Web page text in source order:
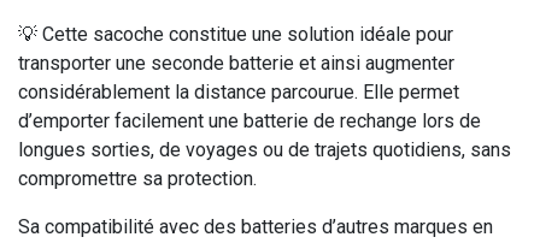
💡 Cette sacoche constitue une solution idéale pour
transporter une seconde batterie et ainsi augmenter
considérablement la distance parcourue. Elle permet
d’emporter facilement une batterie de rechange lors de
longues sorties, de voyages ou de trajets quotidiens, sans
compromettre sa protection.
Sa compatibilité avec des batteries d’autres marques en